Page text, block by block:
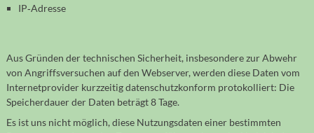
IP‐Adresse
Aus Gründen der technischen Sicher­heit, insbe­son­dere zur Abwehr
von Angriffs­ver­suchen auf den Webserver, werden diese Daten vom
Internet­provider kurz­zeitig daten­schutz­konform proto­kol­liert: Die
Speicher­dauer der Daten beträgt 8 Tage.
Es ist uns nicht möglich, diese Nutzungs­daten einer be­stimm­ten